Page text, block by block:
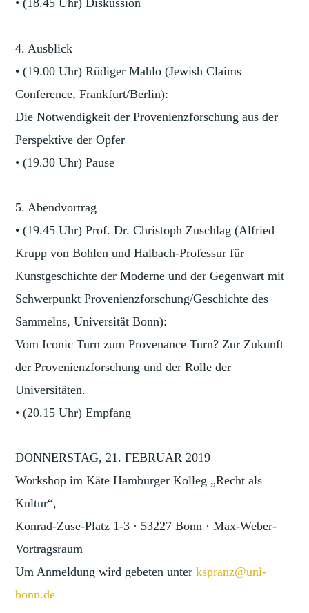
• (18.45 Uhr) Diskussion
4. Ausblick
• (19.00 Uhr) Rüdiger Mahlo (Jewish Claims
Conference, Frankfurt/Berlin):
Die Notwendigkeit der Provenienzforschung aus der
Perspektive der Opfer
• (19.30 Uhr) Pause
5. Abendvortrag
• (19.45 Uhr) Prof. Dr. Christoph Zuschlag (Alfried
Krupp von Bohlen und Halbach-Professur für
Kunstgeschichte der Moderne und der Gegenwart mit
Schwerpunkt Provenienzforschung/Geschichte des
Sammelns, Universität Bonn):
Vom Iconic Turn zum Provenance Turn? Zur Zukunft
der Provenienzforschung und der Rolle der
Universitäten.
• (20.15 Uhr) Empfang
DONNERSTAG, 21. FEBRUAR 2019
Workshop im Käte Hamburger Kolleg „Recht als
Kultur“,
Konrad-Zuse-Platz 1-3 · 53227 Bonn · Max-Weber-
Vortragsraum
Um Anmeldung wird gebeten unterkspranz@uni-
bonn.de